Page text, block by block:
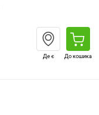
Де є До кошика